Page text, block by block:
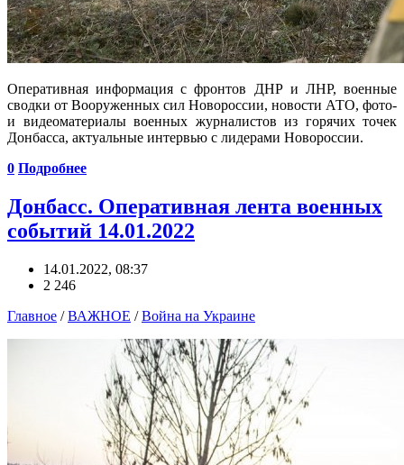
Оперативная информация с фронтов ДНР и ЛНР, военные
сводки от Вооруженных сил Новороссии, новости АТО, фото-
и видеоматериалы военных журналистов из горячих точек
Донбасса, актуальные интервью с лидерами Новороссии.
0 Подробнее
Донбасс. Оперативная лента военных
событий 14.01.2022
14.01.2022, 08:37
2 246
Главное /ВАЖНОЕ /Война на Украине